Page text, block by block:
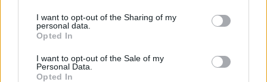
I want to opt-out of the Sharing of my
personal data.
Opted In
I want to opt-out of the Sale of my
Personal Data.
Opted In